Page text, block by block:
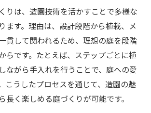
が語る美しい庭空間のコツ
園の選び方で変わる庭の印象
想の庭を実現する具体的ステップ
ではの長持ちする庭づくりの工夫
く楽しむ美しい庭の作り方
で考える植栽計画の基本
しむ造園と植栽のポイント
りは、造園技術を活かすことで多様な
ます。理由は、設計段階から植栽、メ
貫して関われるため、理想の庭を段階
らです。たとえば、ステップごとに植
ながら手入れを行うことで、庭への愛
こうしたプロセスを通じて、造園の魅
長く楽しめる庭づくりが可能です。